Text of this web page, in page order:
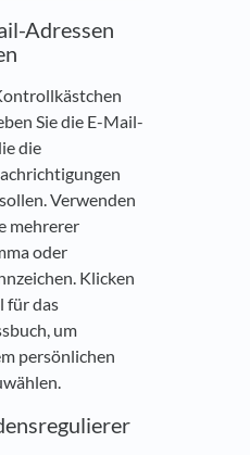
Adressen
Sie die E-Mail-
die
Verwenden
mehrerer
oder
Klicken
für das
um
persönlichen